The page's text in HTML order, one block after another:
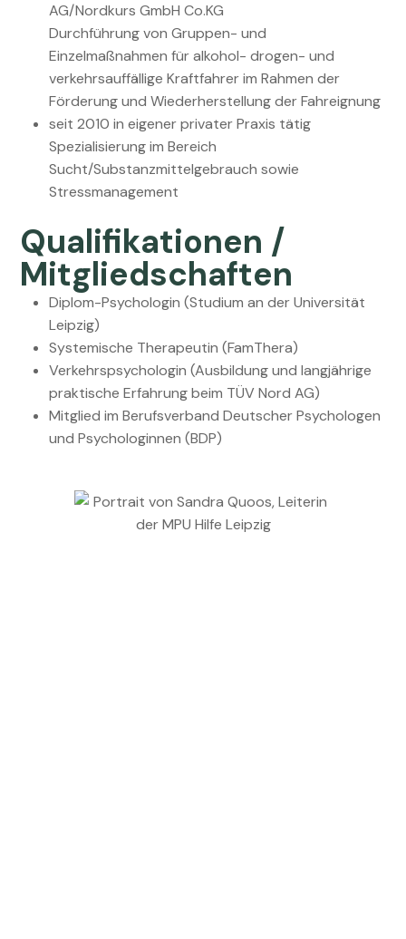
AG/Nordkurs GmbH Co.KG
Durchführung von Gruppen- und
Einzelmaßnahmen für alkohol- drogen- und
verkehrsauffällige Kraftfahrer im Rahmen der
Förderung und Wiederherstellung der Fahreignung
seit 2010 in eigener privater Praxis tätig
Spezialisierung im Bereich
Sucht/Substanzmittelgebrauch sowie
Stressmanagement
Qualifikationen /
Mitgliedschaften
Diplom-Psychologin (Studium an der Universität
Leipzig)
Systemische Therapeutin (FamThera)
Verkehrspsychologin (Ausbildung und langjährige
praktische Erfahrung beim TÜV Nord AG)
Mitglied im Berufsverband Deutscher Psychologen
und Psychologinnen (BDP)